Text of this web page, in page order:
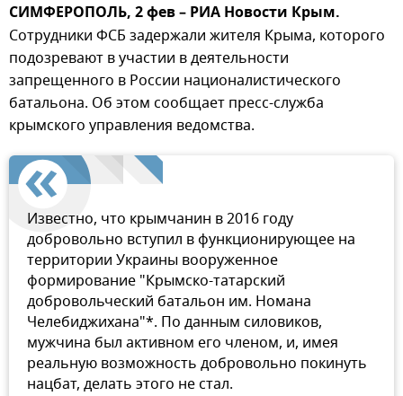
СИМФЕРОПОЛЬ, 2 фев – РИА Новости Крым.
Сотрудники ФСБ задержали жителя Крыма, которого
подозревают в участии в деятельности
запрещенного в России националистического
батальона. Об этом сообщает пресс-служба
крымского управления ведомства.
Известно, что крымчанин в 2016 году
добровольно вступил в функционирующее на
территории Украины вооруженное
формирование "Крымско-татарский
добровольческий батальон им. Номана
Челебиджихана"*. По данным силовиков,
мужчина был активном его членом, и, имея
реальную возможность добровольно покинуть
нацбат, делать этого не стал.